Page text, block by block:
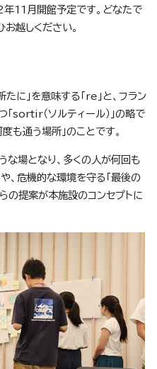
年11月開館予定です。どなたで
越しください。
新たに」を意味する「re」と、フラン
「sortir（ソルティール）」の略で
も通う場所」のことです。
場となり、多くの人が何回も
、危機的な環境を守る「最後の
の提案が本施設のコンセプトに